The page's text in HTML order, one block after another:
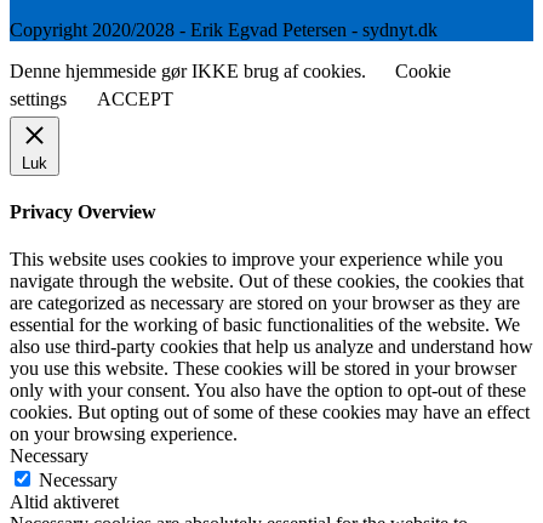
Copyright 2020/2028 - Erik Egvad Petersen - sydnyt.dk
Denne hjemmeside gør IKKE brug af cookies.
Cookie
settings
ACCEPT
Luk
Privacy Overview
This website uses cookies to improve your experience while you
navigate through the website. Out of these cookies, the cookies that
are categorized as necessary are stored on your browser as they are
essential for the working of basic functionalities of the website. We
also use third-party cookies that help us analyze and understand how
you use this website. These cookies will be stored in your browser
only with your consent. You also have the option to opt-out of these
cookies. But opting out of some of these cookies may have an effect
on your browsing experience.
Necessary
Necessary
Altid aktiveret